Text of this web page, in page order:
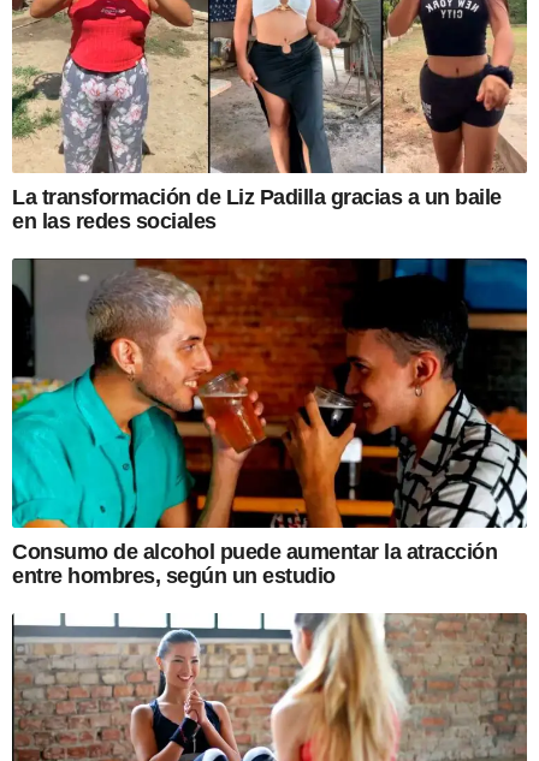
La transformación de Liz Padilla gracias a un baile
en las redes sociales
Consumo de alcohol puede aumentar la atracción
entre hombres, según un estudio